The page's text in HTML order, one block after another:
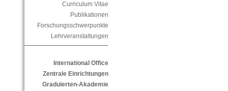
Curriculum Vitae
Publikationen
Forschungsschwerpunkte
Lehrveranstaltungen
International Office
Zentrale Einrichtungen
Graduierten-Akademie